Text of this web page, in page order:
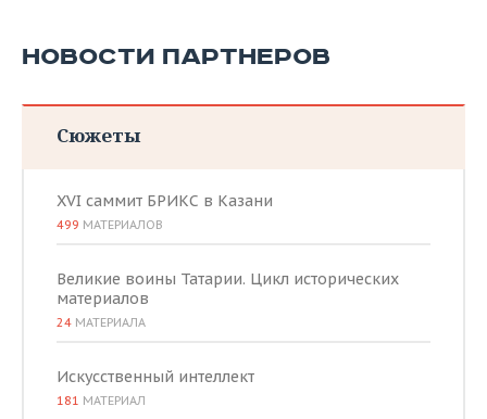
НОВОСТИ ПАРТНЕРОВ
Сюжеты
XVI саммит БРИКС в Казани
499 МАТЕРИАЛОВ
Великие воины Татарии. Цикл исторических
материалов
24 МАТЕРИАЛА
Искусственный интеллект
181 МАТЕРИАЛ